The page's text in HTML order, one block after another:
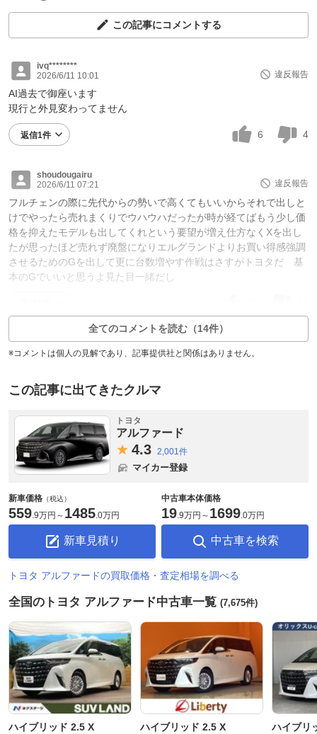
この記事にコメントする
ivq********
2026/6/11 10:01
違反報告
AI過去で御座います
現行と外見変わってません
返信1件 6 4
shoudougairu
2026/6/11 07:21
違反報告
フルチェンの際に先代からの勢いで高くてもいいからそれで出しと
けでやったら売れまくりでウハウハだったが時が経てばもう少し価
格を抑えたモデルも出してくれという要望が増え仕方なくXを出し
たが思ったほど売れず廃盤になりエルグランドよりお買い得感強調
させるためのGを出して更に台数増やす作戦はさすがトヨタだ 基
本のGでいいと思うよ見た目一緒だし
全てのコメントを読む（14件）
※コメントは個人の見解であり、記事提供社と関係はありません。
この記事に出てきたクルマ
トヨタ
アルファード
4.3 2,001件
マイカー登録
新車価格 （税込）
559.9万円 ～ 1485.0万円
新車見積り
中古車本体価格
19.9万円 ～ 1699.0万円
中古車を検索
トヨタ アルファードの買取価格・査定相場を調べる
全国のトヨタ アルファード中古車一覧 (7,675件)
ハイブリッド 2.5 X ハイブリッド 2.5 X ハイブリ